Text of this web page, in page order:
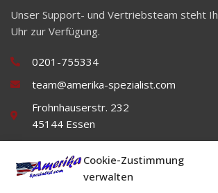
Cookie-Zustimmung
verwalten
Unser Support- und Vertriebsteam steht
Uhr zur Verfügung.
0201-755334
team@amerika-spezialist.com
Frohnhauserstr. 232
45144 Essen